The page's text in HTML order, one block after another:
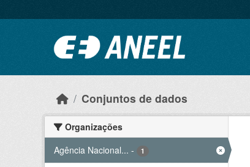
Conjuntos de dados
Organizações
Agência Nacional... - 1